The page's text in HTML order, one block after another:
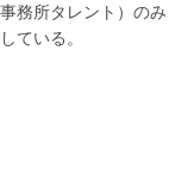
務所タレント）のみ
ている。